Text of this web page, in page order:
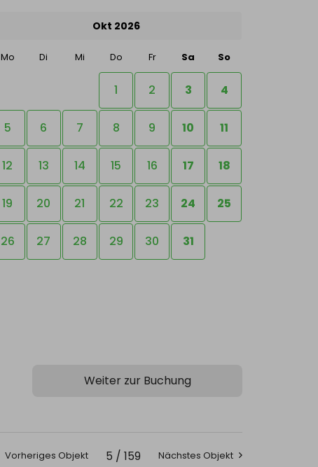
Okt 2026
Mo Di Mi Do Fr Sa So
1 2 3 4
5 6 7 8 9 10 11
12 13 14 15 16 17 18
19 20 21 22 23 24 25
26 27 28 29 30 31
Vorheriges Objekt 5 / 159 Nächstes Objekt